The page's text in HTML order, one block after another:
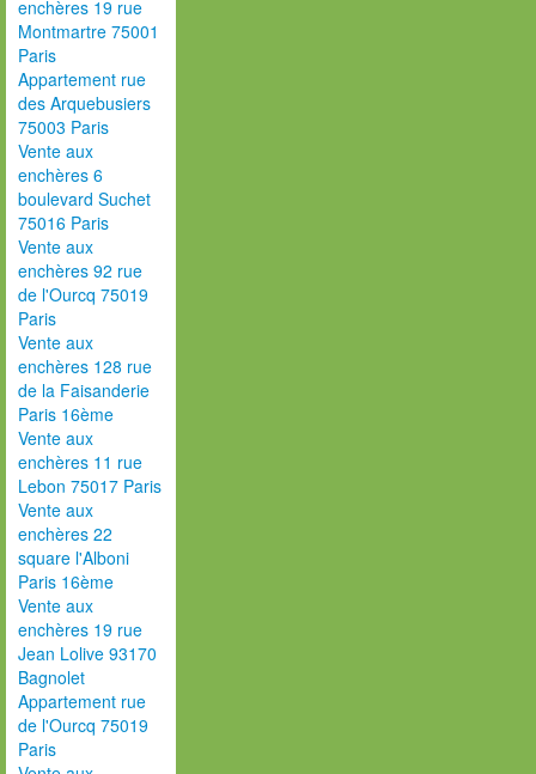
enchères 19 rue
Montmartre 75001
Paris
Appartement rue
des Arquebusiers
75003 Paris
Vente aux
enchères 6
boulevard Suchet
75016 Paris
Vente aux
enchères 92 rue
de l'Ourcq 75019
Paris
Vente aux
enchères 128 rue
de la Faisanderie
Paris 16ème
Vente aux
enchères 11 rue
Lebon 75017 Paris
Vente aux
enchères 22
square l'Alboni
Paris 16ème
Vente aux
enchères 19 rue
Jean Lolive 93170
Bagnolet
Appartement rue
de l'Ourcq 75019
Paris